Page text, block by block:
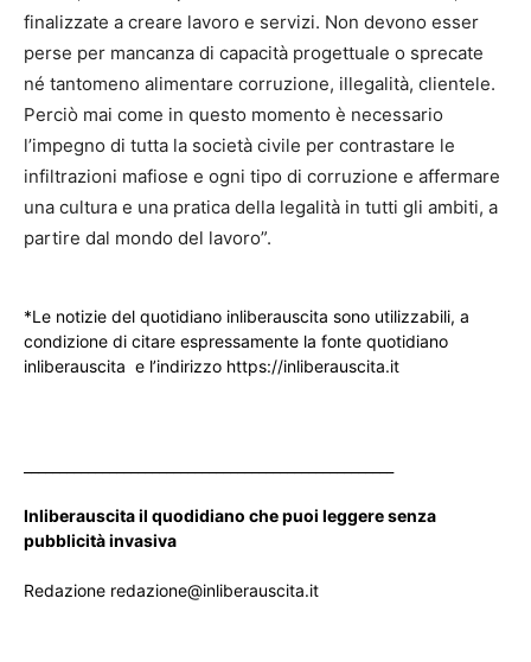
finalizzate a creare lavoro e servizi. Non devono esser
perse per mancanza di capacità progettuale o sprecate
né tantomeno alimentare corruzione, illegalità, clientele.
Perciò mai come in questo momento è necessario
l’impegno di tutta la società civile per contrastare le
infiltrazioni mafiose e ogni tipo di corruzione e affermare
una cultura e una pratica della legalità in tutti gli ambiti, a
partire dal mondo del lavoro”.
*Le notizie del quotidiano inliberauscita sono utilizzabili, a
condizione di citare espressamente la fonte quotidiano
inliberauscita e l’indirizzo https://inliberauscita.it
Inliberauscita il quodidiano che puoi leggere senza
pubblicità invasiva
Redazione redazione@inliberauscita.it